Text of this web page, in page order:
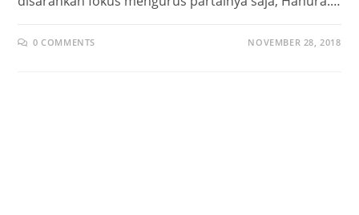
0 COMMENTS NOVEMBER 28, 2018